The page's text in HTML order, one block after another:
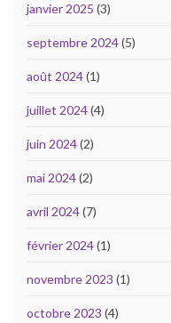
janvier 2025 (3)
septembre 2024(5)
août 2024(1)
juillet 2024(4)
juin 2024(2)
mai 2024(2)
avril 2024(7)
février 2024(1)
novembre 2023 (1)
octobre 2023 (4)